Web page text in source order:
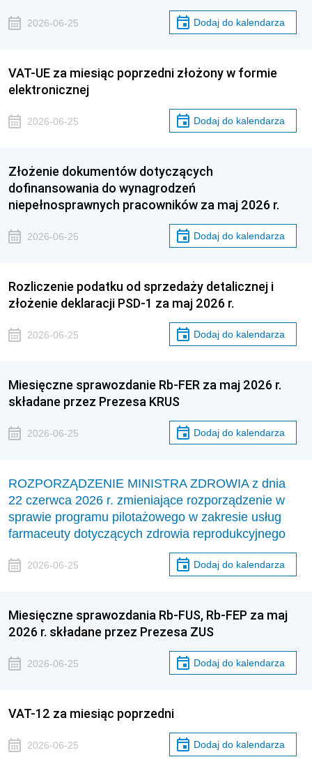
2026-06-25 Dodaj do kalendarza
VAT-UE za miesiąc poprzedni złożony w formie
elektronicznej
2026-06-25 Dodaj do kalendarza
Złożenie dokumentów dotyczących
dofinansowania do wynagrodzeń
niepełnosprawnych pracowników za maj 2026 r.
2026-06-25 Dodaj do kalendarza
Rozliczenie podatku od sprzedaży detalicznej i
złożenie deklaracji PSD-1 za maj 2026 r.
2026-06-25 Dodaj do kalendarza
Miesięczne sprawozdanie Rb-FER za maj 2026 r.
składane przez Prezesa KRUS
2026-06-25 Dodaj do kalendarza
ROZPORZĄDZENIE MINISTRA ZDROWIA z dnia
22 czerwca 2026 r. zmieniające rozporządzenie w
sprawie programu pilotażowego w zakresie usług
farmaceuty dotyczących zdrowia reprodukcyjnego
2026-06-25 Dodaj do kalendarza
Miesięczne sprawozdania Rb-FUS, Rb-FEP za maj
2026 r. składane przez Prezesa ZUS
2026-06-25 Dodaj do kalendarza
VAT-12 za miesiąc poprzedni
2026-06-25 Dodaj do kalendarza